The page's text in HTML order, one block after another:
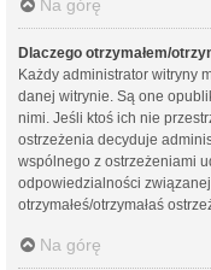
Na górę
Dlaczego otrzymałem/
Każdy administrator witryny
danej witrynie. Są one
nimi. Jeśli ktoś ich nie
ostrzeżenia decyduje
wspólnego z ostrzeżeniami
odpowiedzialności
otrzymałeś/otrzymałaś
Na górę